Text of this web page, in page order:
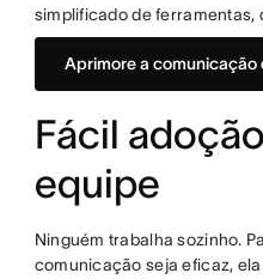
simplificado de ferramentas,
Aprimore a comunicação
Fácil
equipe
Ninguém trabalha sozinho.
comunicação seja eficaz,